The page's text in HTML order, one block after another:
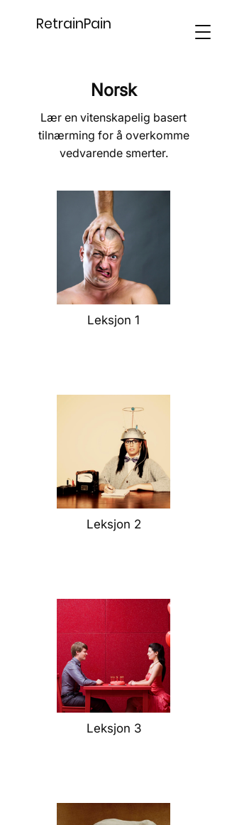
RetrainPain
Norsk
Lær en vitenskapelig basert
tilnærming for å overkomme
vedvarende smerter.
Leksjon 1
Leksjon 2
Leksjon 3